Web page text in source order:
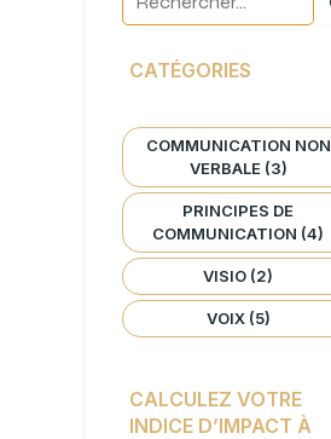
CATÉGORIES
COMMUNICATION NON
VERBALE(3)
PRINCIPES DE
COMMUNICATION (4)
VISIO (2)
VOIX(5)
CALCULEZ VOTRE
INDICE D’IMPACT À